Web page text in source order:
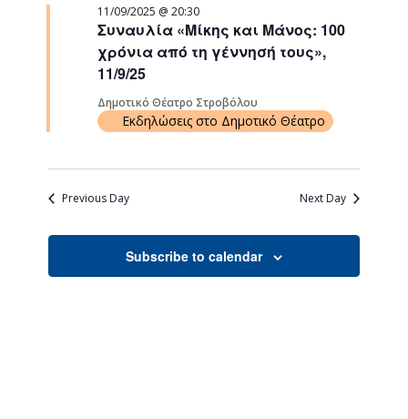
Views
Συναυλία «Μίκης και Μάνος: 100
χρόνια από τη γέννησή τους»,
11/9/25
11/09/2025 @ 20:30
Δημοτικό Θέατρο Στροβόλου
Εκδηλώσεις στο Δημοτικό Θέατρο
Previous Day Next Day
Subscribe to calendar